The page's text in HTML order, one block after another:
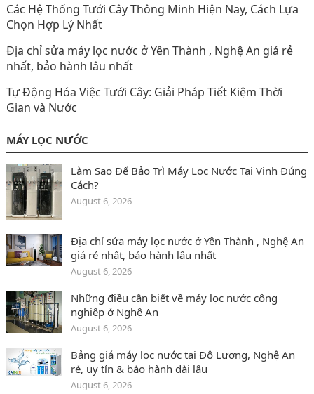
Các Hệ Thống Tưới Cây Thông Minh Hiện Nay, Cách Lựa
Chọn Hợp Lý Nhất
Địa chỉ sửa máy lọc nước ở Yên Thành‎ , Nghệ An giá rẻ
nhất, bảo hành lâu nhất
Tự Động Hóa Việc Tưới Cây: Giải Pháp Tiết Kiệm Thời
Gian và Nước
MÁY LỌC NƯỚC
Làm Sao Để Bảo Trì Máy Lọc Nước Tại Vinh Đúng
Cách?
August 6, 2026
Địa chỉ sửa máy lọc nước ở Yên Thành‎ , Nghệ An
giá rẻ nhất, bảo hành lâu nhất
August 6, 2026
Những điều cần biết về máy lọc nước công
nghiệp ở Nghệ An
August 6, 2026
Bảng giá máy lọc nước tại Đô Lương‎, Nghệ An
rẻ, uy tín & bảo hành dài lâu
August 6, 2026